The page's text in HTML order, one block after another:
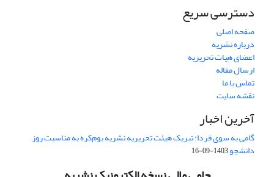
دسترسی سریع
صفحه اصلی
درباره نشریه
اعضای هیات تحریریه
ارسال مقاله
تماس با ما
نقشه سایت
آخرین اخبار
گامی به سوی فردا: تبریک هیئت تحریریه نشریه بوم‌کره به مناسبت روز
دانشجو1403-09-16